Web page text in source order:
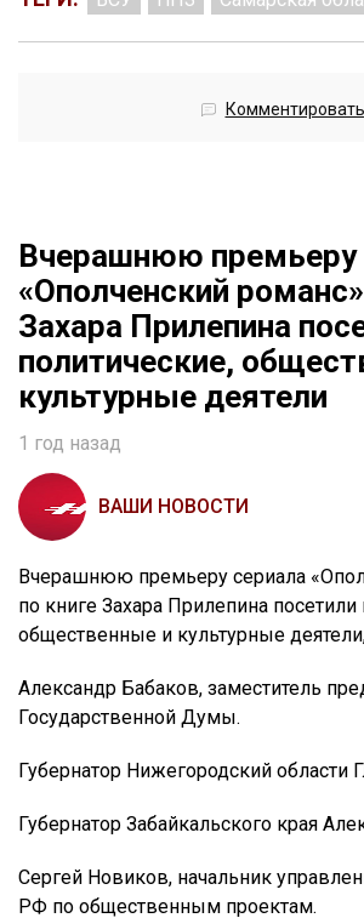
Комментировать
Вчерашнюю премьеру
«Ополченский
Захара Прилепина
политические,
культурные деятели
1 год назад
ВАШИ НОВОСТИ
Вчерашнюю премьеру сериала
по книге Захара Прилепина посетили
общественные и культурные
Александр Бабаков, заместитель
Государственной Думы.
Губернатор Нижегородский области
Губернатор Забайкальского края
Сергей Новиков, начальник
РФ по общественным проектам.